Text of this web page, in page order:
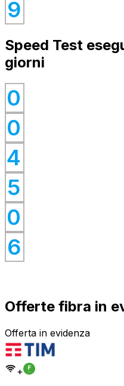
9
0
Speed Test
giorni
0
0
0
0
4
0
5
0
0
0
6
0
Offerte fibra in
Offerta in evidenza
+